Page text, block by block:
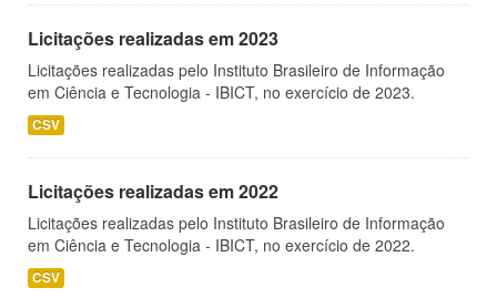
Licitações realizadas em 2023
Licitações realizadas pelo Instituto Brasileiro de Informação
em Ciência e Tecnologia - IBICT, no exercício de 2023.
CSV
Licitações realizadas em 2022
Licitações realizadas pelo Instituto Brasileiro de Informação
em Ciência e Tecnologia - IBICT, no exercício de 2022.
CSV